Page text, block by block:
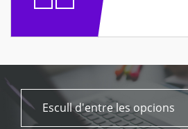
Escull d'entre les opcions